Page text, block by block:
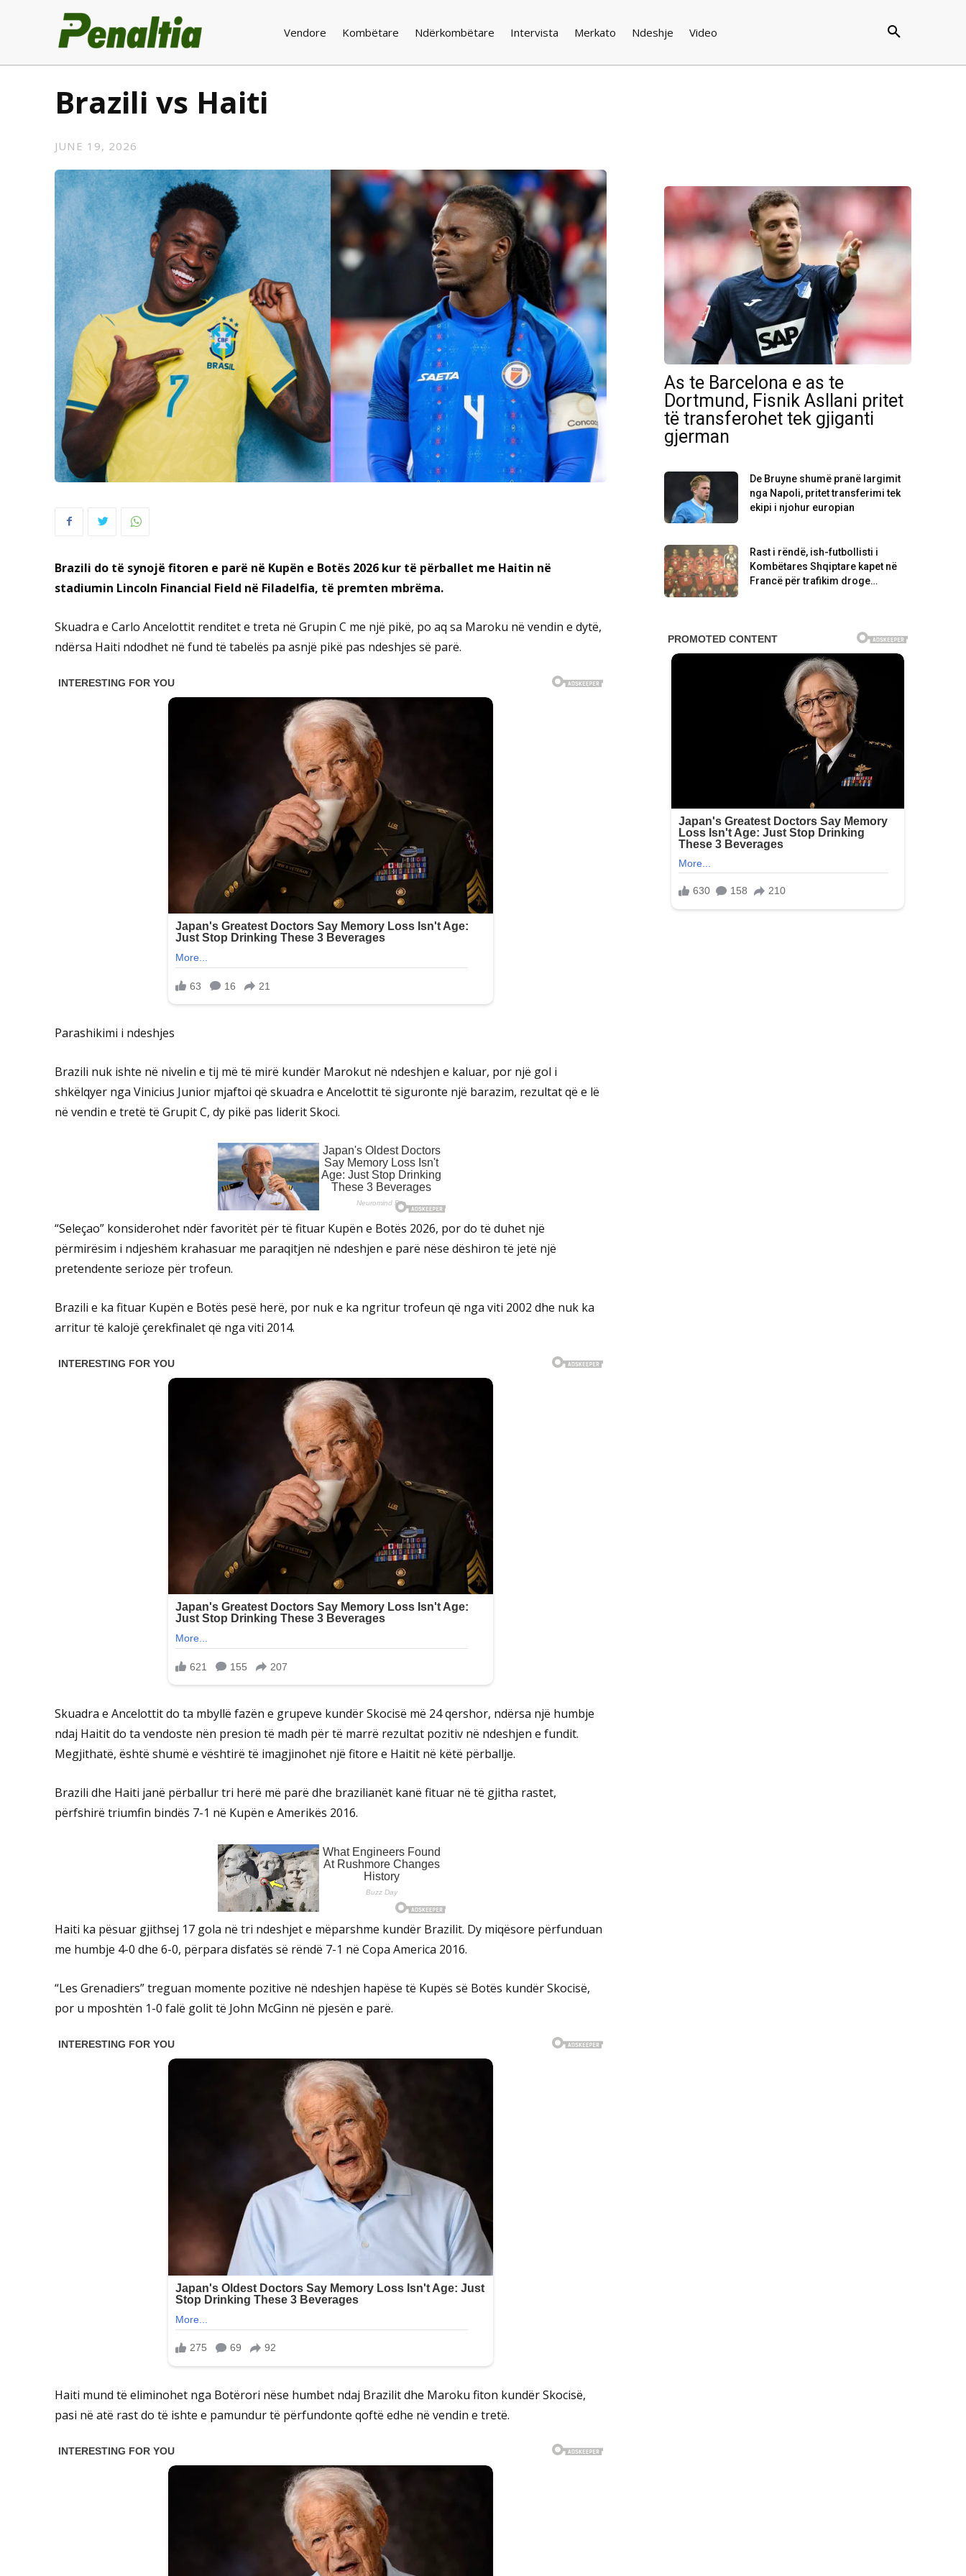
Vendore Kombëtare Ndërkombëtare Intervista Merkato Ndeshje Video
Brazili vs Haiti
JUNE 19, 2026
Brazili do të synojë fitoren e parë në Kupën e Botës 2026 kur të përballet me Haitin në
stadiumin Lincoln Financial Field në Filadelfia, të premten mbrëma.
Skuadra e Carlo Ancelottit renditet e treta në Grupin C me një pikë, po aq sa Maroku në vendin e dytë,
ndërsa Haiti ndodhet në fund të tabelës pa asnjë pikë pas ndeshjes së parë.
Parashikimi i ndeshjes
Brazili nuk ishte në nivelin e tij më të mirë kundër Marokut në ndeshjen e kaluar, por një gol i
shkëlqyer nga Vinicius Junior mjaftoi që skuadra e Ancelottit të siguronte një barazim, rezultat që e lë
në vendin e tretë të Grupit C, dy pikë pas liderit Skoci.
“Seleçao” konsiderohet ndër favoritët për të fituar Kupën e Botës 2026, por do të duhet një
përmirësim i ndjeshëm krahasuar me paraqitjen në ndeshjen e parë nëse dëshiron të jetë një
pretendente serioze për trofeun.
Brazili e ka fituar Kupën e Botës pesë herë, por nuk e ka ngritur trofeun që nga viti 2002 dhe nuk ka
arritur të kalojë çerekfinalet që nga viti 2014.
Skuadra e Ancelottit do ta mbyllë fazën e grupeve kundër Skocisë më 24 qershor, ndërsa një humbje
ndaj Haitit do ta vendoste nën presion të madh për të marrë rezultat pozitiv në ndeshjen e fundit.
Megjithatë, është shumë e vështirë të imagjinohet një fitore e Haitit në këtë përballje.
Brazili dhe Haiti janë përballur tri herë më parë dhe brazilianët kanë fituar në të gjitha rastet,
përfshirë triumfin bindës 7-1 në Kupën e Amerikës 2016.
Haiti ka pësuar gjithsej 17 gola në tri ndeshjet e mëparshme kundër Brazilit. Dy miqësore përfunduan
me humbje 4-0 dhe 6-0, përpara disfatës së rëndë 7-1 në Copa America 2016.
“Les Grenadiers” treguan momente pozitive në ndeshjen hapëse të Kupës së Botës kundër Skocisë,
por u mposhtën 1-0 falë golit të John McGinn në pjesën e parë.
Haiti mund të eliminohet nga Botërori nëse humbet ndaj Brazilit dhe Maroku fiton kundër Skocisë,
pasi në atë rast do të ishte e pamundur të përfundonte qoftë edhe në vendin e tretë.
As te Barcelona e as te
Dortmund, Fisnik Asllani pritet
të transferohet tek gjiganti
gjerman
De Bruyne shumë pranë largimit
nga Napoli, pritet transferimi tek
ekipi i njohur europian
Rast i rëndë, ish-futbollisti i
Kombëtares Shqiptare kapet në
Francë për trafikim droge…